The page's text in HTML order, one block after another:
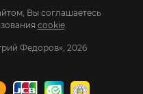
Вы соглашаетесь
cookie.
Федоров», 2026